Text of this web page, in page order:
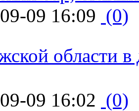
09 16:09 (0)
области в
09 16:02 (0)